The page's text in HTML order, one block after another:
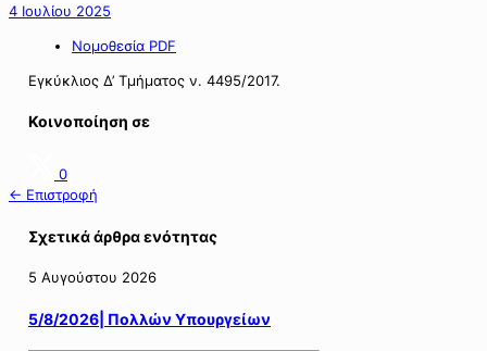
4 Ιουλίου 2025
Νομοθεσία PDF
Εγκύκλιος Δ’ Τμήματος ν. 4495/2017.
Κοινοποίηση σε
0
← Επιστροφή
Σχετικά άρθρα ενότητας
5 Αυγούστου 2026
5/8/2026| Πολλών Υπουργείων